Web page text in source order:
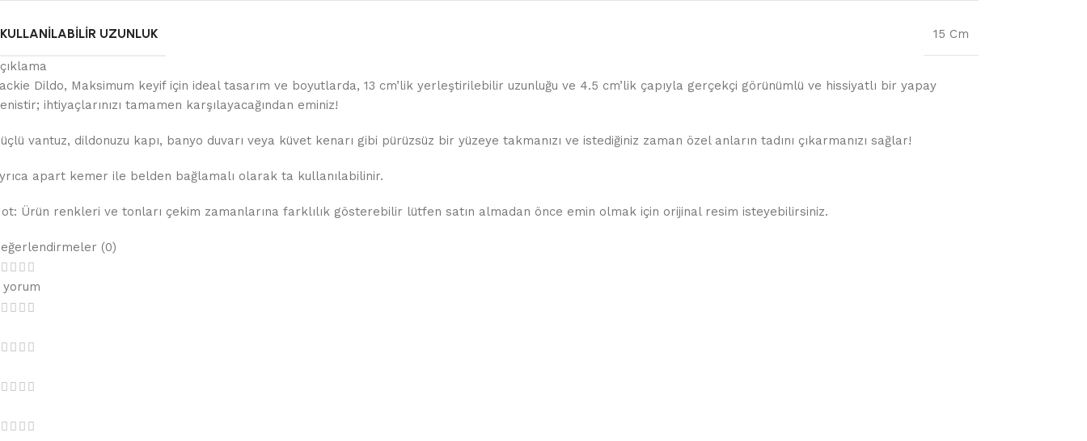
KULLANILABILIR UZUNLUK 15 Cm
Dildo, Maksimum keyif için ideal tasarım ve boyutlarda, 13 cm’lik yerleştirilebilir uzunluğu ve 4.5 cm’lik çapıyla gerçekçi görünümlü ve hissiyatlı bir yapay
ihtiyaçlarınızı tamamen karşılayacağından eminiz!
vantuz, dildonuzu kapı, banyo duvarı veya küvet kenarı gibi pürüzsüz bir yüzeye takmanızı ve istediğiniz zaman özel anların tadını çıkarmanızı sağlar!
apart kemer ile belden bağlamalı olarak ta kullanılabilinir.
Ürün renkleri ve tonları çekim zamanlarına farklılık gösterebilir lütfen satın almadan önce emin olmak için orijinal resim isteyebilirsiniz.
(0)
yorum